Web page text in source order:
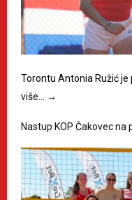
Torontu Antonia Ružić
više…
→
Nastup KOP Čakovec